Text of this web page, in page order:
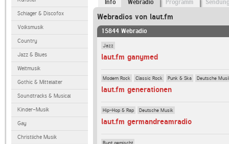
Schlager & Discofox
Volksmusik
Country
Jazz & Blues
Weltmusik
Gothic & Mittelalter
Soundtracks & Musical
Kinder-Musik
Gay
Christliche Musik
Info Webradio Programm
Webradios von laut.fm
15844 Webradio
Jazz
laut.fm ganymed
Modern Rock Classic Rock Punk & Ska Deutsche
laut.fm generationen
Hip-Hop & Rap Deutsche Musik
laut.fm germandreamradio
Bunt gemischt